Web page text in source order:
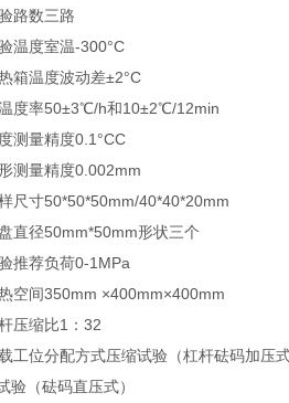
路数三路
温度室温-300°C
箱温度波动差±2°C
度率50±3℃/h和10±2℃/12min
测量精度0.1°CC
测量精度0.002mm
尺寸50*50*50mm/40*40*20mm
直径50mm*50mm形状三个
推荐负荷0-1MPa
空间350mm ×400mm×400mm
压缩比1：32
工位分配方式压缩试验（杠杆砝码加压式
验（砝码直压式）